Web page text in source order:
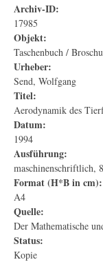
Archiv-ID:
17985
Objekt:
Taschenbuch /
Urheber:
Send, Wolfgang
Titel:
Aerodynamik des
Datum:
1994
Ausführung:
maschinenschriftlich,
Format (H*B in cm):
A4
Quelle:
Der Mathematische
Status:
Kopie